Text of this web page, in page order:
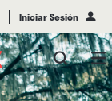
Iniciar Sesión